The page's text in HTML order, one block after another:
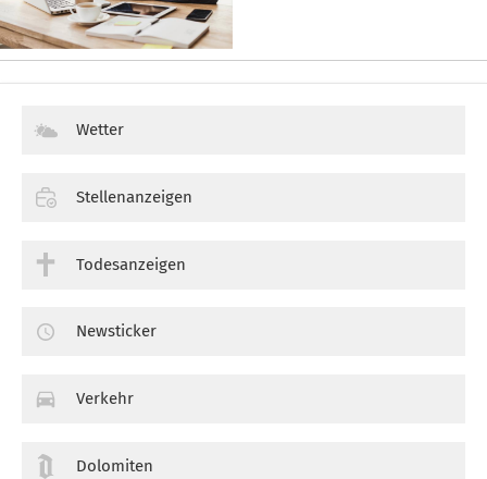
Wetter
Stellenanzeigen
Todesanzeigen
Newsticker
Verkehr
Dolomiten